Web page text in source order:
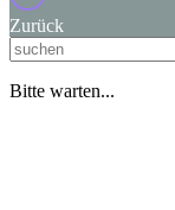
Zurück
Bitte warten...